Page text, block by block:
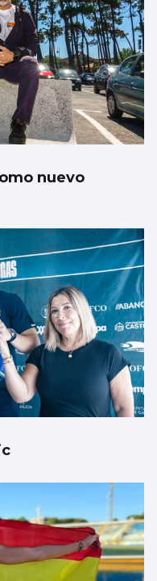
nuevo